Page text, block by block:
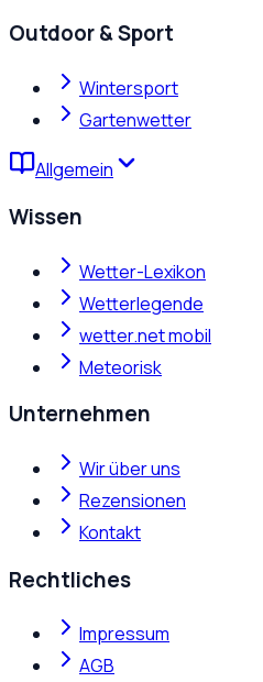
Outdoor & Sport
Wintersport
Gartenwetter
Allgemein
Wissen
Wetter-Lexikon
Wetterlegende
wetter.net mobil
Meteorisk
Unternehmen
Wir über uns
Rezensionen
Kontakt
Rechtliches
Impressum
AGB